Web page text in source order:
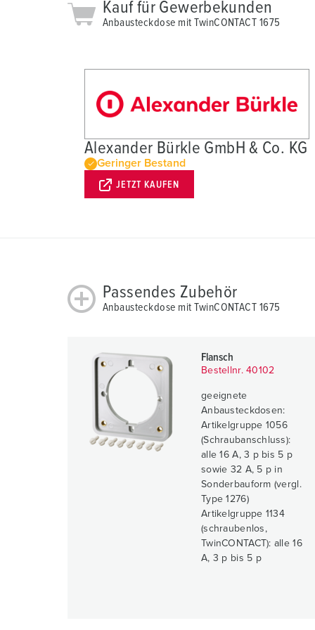
a
Kauf für Gewerbekunden
Anbausteckdose mit TwinCONTACT 1675
Alexander Bürkle GmbH & Co. KG
Geringer Bestand
JETZT KAUFEN
Passendes Zubehör
Anbausteckdose mit TwinCONTACT 1675
Flansch
Bestellnr. 40102
geeignete
Anbausteckdosen:
Artikelgruppe 1056
(Schraubanschluss):
alle 16 A, 3 p bis 5 p
sowie 32 A, 5 p in
Sonderbauform (vergl.
Type 1276)
Artikelgruppe 1134
(schraubenlos,
TwinCONTACT): alle 16
A, 3 p bis 5 p